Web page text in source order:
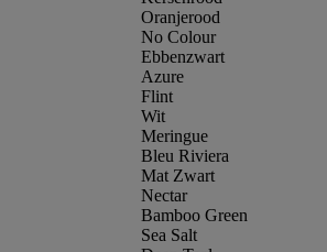
Oranjerood
No Colour
Ebbenzwart
Azure
Flint
Wit
Meringue
Bleu Riviera
Mat Zwart
Nectar
Bamboo Green
Sea Salt